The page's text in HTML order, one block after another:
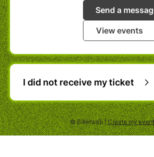
Send a
View events
I did not receive my ticket
© Billetweb |Create my event